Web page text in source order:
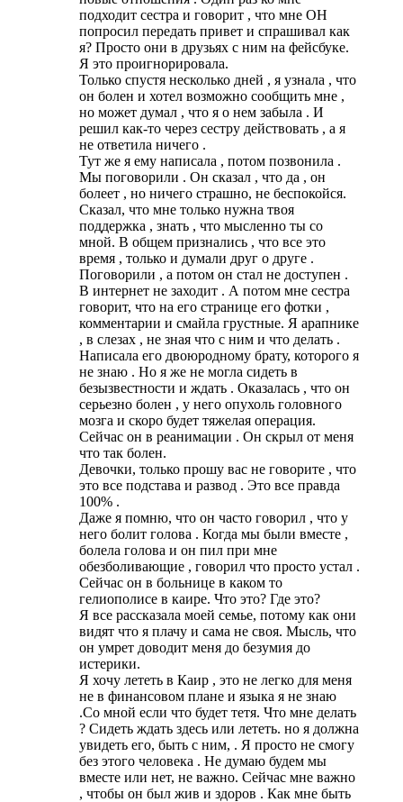
подходит сестра и говорит , что мне ОН
попросил передать привет и спрашивал как
я? Просто они в друзьях с ним на фейсбуке.
Я это проигнорировала.
Только спустя несколько дней , я узнала , что
он болен и хотел возможно сообщить мне ,
но может думал , что я о нем забыла . И
решил как-то через сестру действовать , а я
не ответила ничего .
Тут же я ему написала , потом позвонила .
Мы поговорили . Он сказал , что да , он
болеет , но ничего страшно, не беспокойся.
Сказал, что мне только нужна твоя
поддержка , знать , что мысленно ты со
мной. В общем признались , что все это
время , только и думали друг о друге .
Поговорили , а потом он стал не доступен .
В интернет не заходит . А потом мне сестра
говорит, что на его странице его фотки ,
комментарии и смайла грустные. Я арапнике
, в слезах , не зная что с ним и что делать .
Написала его двоюродному брату, которого я
не знаю . Но я же не могла сидеть в
безызвестности и ждать . Оказалась , что он
серьезно болен , у него опухоль головного
мозга и скоро будет тяжелая операция.
Сейчас он в реанимации . Он скрыл от меня
что так болен.
Девочки, только прошу вас не говорите , что
это все подстава и развод . Это все правда
100% .
Даже я помню, что он часто говорил , что у
него болит голова . Когда мы были вместе ,
болела голова и он пил при мне
обезболивающие , говорил что просто устал .
Сейчас он в больнице в каком то
гелиополисе в каире. Что это? Где это?
Я все рассказала моей семье, потому как они
видят что я плачу и сама не своя. Мысль, что
он умрет доводит меня до безумия до
истерики.
Я хочу лететь в Каир , это не легко для меня
не в финансовом плане и языка я не знаю
.Со мной если что будет тетя. Что мне делать
? Сидеть ждать здесь или лететь. но я должна
увидеть его, быть с ним, . Я просто не смогу
без этого человека . Не думаю будем мы
вместе или нет, не важно. Сейчас мне важно
, чтобы он был жив и здоров . Как мне быть